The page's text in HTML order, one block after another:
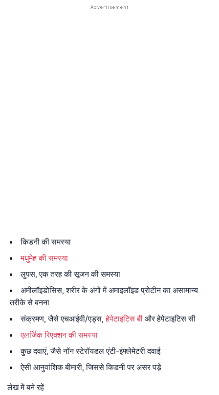
किडनी की समस्या
मधुमेह की समस्या
लुपस, एक तरह की सूजन की समस्या
अमीलॉइडोसिस, शरीर के अंगों में अमाइलॉइड प्रोटीन का असामान्य
तरीके से बनना
संक्रमण, जैसे एचआईवी/एड्स,हेपेटाइटिस बी और हेपेटाइटिस सी
एलर्जिक रिएक्शन की समस्या
कुछ दवाएं, जैसे नॉन स्टेरॉयडल एंटी-इंफ्लेमेटरी दवाई
ऐसी आनुवांशिक बीमारी, जिससे किडनी पर असर पड़े
लेख में बने रहें